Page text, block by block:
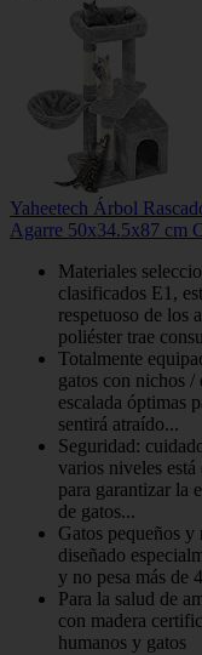
Yaheetech Árbol
Agarre 50x34.5x87 cm
Materiales
clasificados E1,
respetuoso de los
poliéster trae
Totalmente
gatos con nichos
escalada óptimas
sentirá atraído...
Seguridad:
varios niveles
para garantizar la
de gatos...
Gatos pequeños y
diseñado
y no pesa más de
Para la salud de
con madera
humanos y gatos